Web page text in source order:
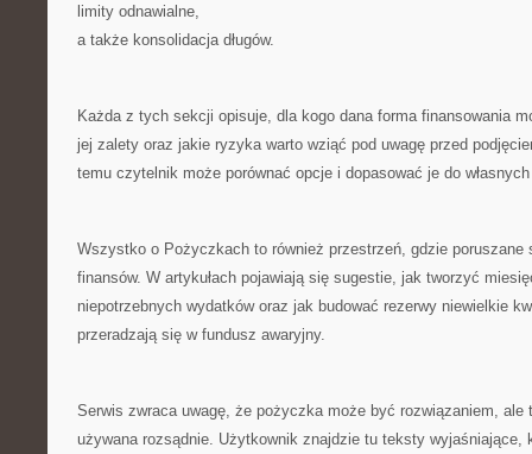
limity odnawialne,
a także konsolidacja długów.
Każda z tych sekcji opisuje, dla kogo dana forma finansowania
jej zalety oraz jakie ryzyka warto wziąć pod uwagę przed
temu czytelnik może porównać opcje i dopasować je do
Wszystko o Pożyczkach to również przestrzeń, gdzie poruszane
finansów. W artykułach pojawiają się sugestie, jak tworzyć
niepotrzebnych wydatków oraz jak budować rezerwy niewielkie
przeradzają się w fundusz awaryjny.
Serwis zwraca uwagę, że pożyczka może być rozwiązaniem, ale
używana rozsądnie. Użytkownik znajdzie tu teksty wyjaśniające,